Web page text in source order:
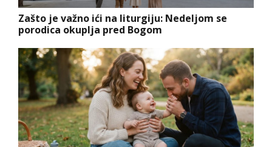
Zašto je važno ići na liturgiju: Nedeljom se
porodica okuplja pred Bogom